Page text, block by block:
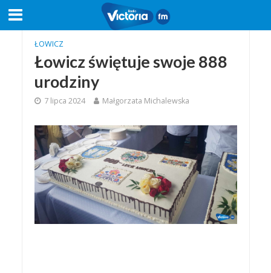
ŁOWICZ
Łowicz świętuje swoje 888
urodziny
7 lipca 2024 Małgorzata Michalewska